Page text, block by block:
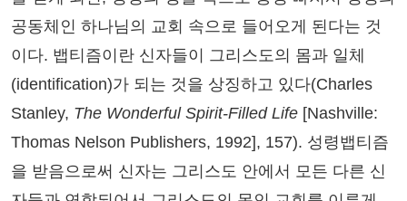
공동체인 하나님의 교회 속으로 들어오게 된다는 것
이다. 뱁티즘이란 신자들이 그리스도의 몸과 일체
(identification)가 되는 것을 상징하고 있다(Charles
Stanley, The Wonderful Spirit-Filled Life [Nashville:
Thomas Nelson Publishers, 1992], 157). 성령뱁티즘
을 받음으로써 신자는 그리스도 안에서 모든 다른 신